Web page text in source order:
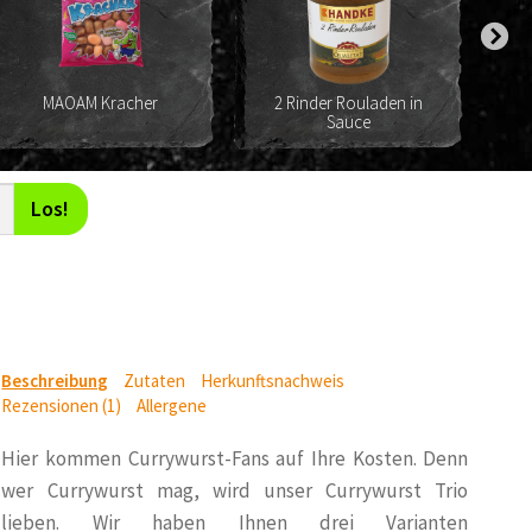
MAOAM Kracher
2 Rinder Rouladen in
Sauce
Los!
Beschreibung Zutaten
Herkunftsnachweis
Rezensionen (1)
Allergene
Hier kommen Currywurst-Fans auf Ihre Kosten. Denn
wer Currywurst mag, wird unser Currywurst Trio
lieben. Wir haben Ihnen drei Varianten